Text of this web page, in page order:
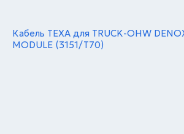
Кабель TEXA для TRUCK-OHW
MODULE (3151/T70)